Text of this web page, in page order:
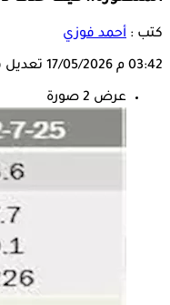
كتب : أحمد فوزي
03:42 م 17/05/2026 تعديل في
عرض 2 صورة